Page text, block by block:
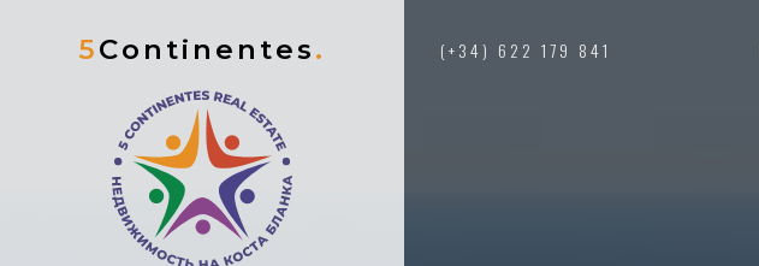
5Continentes. (+34) 622 179 841